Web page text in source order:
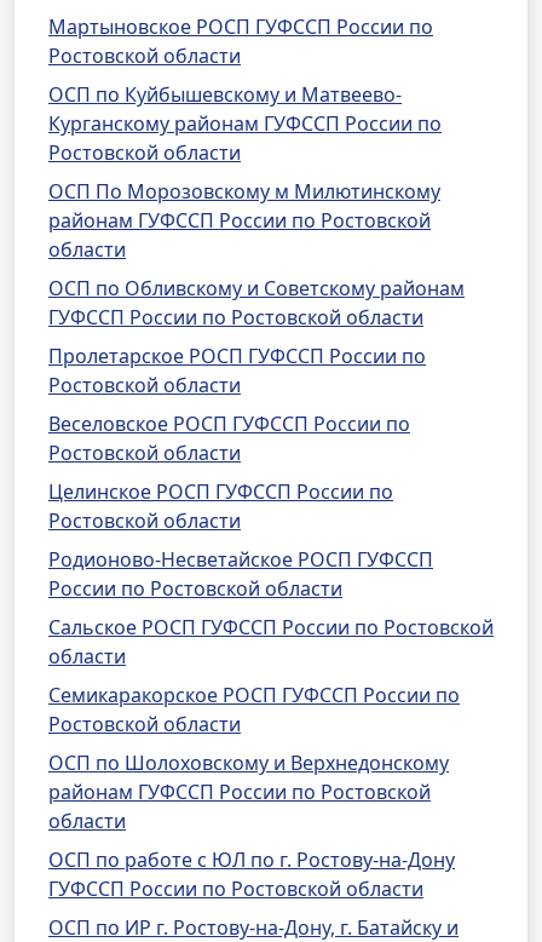
Мартыновское РОСП ГУФССП России по
Ростовской области
ОСП по Куйбышевскому и Матвеево-
Курганскому районам ГУФССП России по
Ростовской области
ОСП По Морозовскому м Милютинскому
районам ГУФССП России по Ростовской
области
ОСП по Обливскому и Советскому районам
ГУФССП России по Ростовской области
Пролетарское РОСП ГУФССП России по
Ростовской области
Веселовское РОСП ГУФССП России по
Ростовской области
Целинское РОСП ГУФССП России по
Ростовской области
Родионово-Несветайское РОСП ГУФССП
России по Ростовской области
Сальское РОСП ГУФССП России по Ростовской
области
Семикаракорское РОСП ГУФССП России по
Ростовской области
ОСП по Шолоховскому и Верхнедонскому
районам ГУФССП России по Ростовской
области
ОСП по работе с ЮЛ по г. Ростову-на-Дону
ГУФССП России по Ростовской области
ОСП по ИР г. Ростову-на-Дону, г. Батайску и